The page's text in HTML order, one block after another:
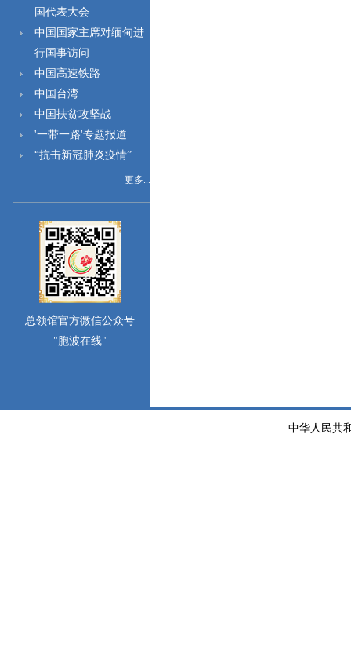
国代表大会
中国国家主席对缅甸进
行国事访问
中国高速铁路
中国台湾
中国扶贫攻坚战
'一带一路'专题报道
“抗击新冠肺炎疫情”
更多...
总领馆官方微信公众号
"胞波在线"
中华人民共